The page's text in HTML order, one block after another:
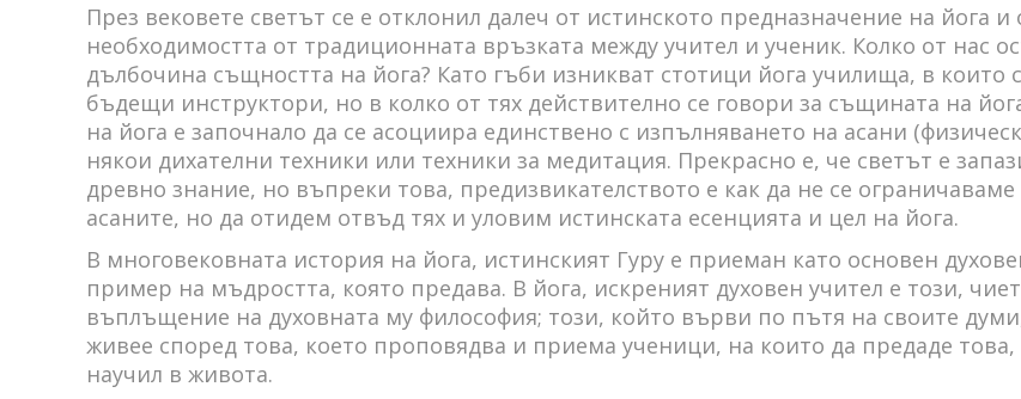
През вековете светът се е отклонил далеч от истинското предназначение на йога и
необходимостта от традиционната връзката между учител и ученик. Колко от нас
дълбочина същността на йога? Като гъби изникват стотици йога училища, в които
бъдещи инструктори, но в колко от тях действително се говори за същината на
на йога е започнало да се асоциира единствено с изпълняването на асани
някои дихателни техники или техники за медитация. Прекрасно е, че светът е
древно знание, но въпреки това, предизвикателството е как да не се ограничаваме
асаните, но да отидем отвъд тях и уловим истинската есенцията и цел на йога.
В многовековната история на йога, истинският Гуру е приеман като основен
пример на мъдростта, която предава. В йога, искреният духовен учител е този,
въплъщение на духовната му философия; този, който върви по пътя на своите
живее според това, което проповядва и приема ученици, на които да предаде това,
научил в живота.